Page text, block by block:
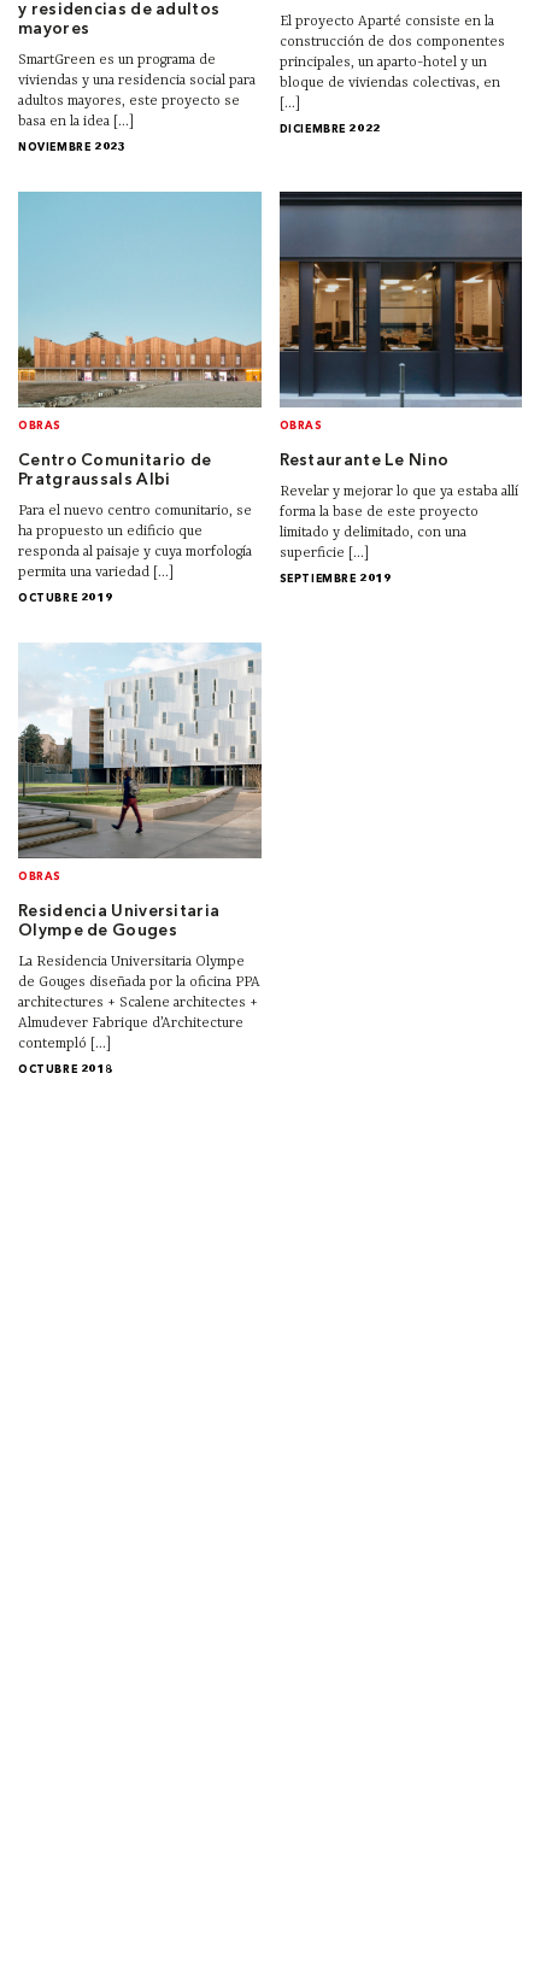
y residencias de adultos
mayores
SmartGreen es un programa de
viviendas y una residencia social para
adultos mayores, este proyecto se
basa en la idea [...]
NOVIEMBRE 2023
El proyecto Aparté consiste en la
construcción de dos componentes
principales, un aparto-hotel y un
bloque de viviendas colectivas, en
[...]
DICIEMBRE 2022
OBRAS
Centro Comunitario de
Pratgraussals Albi
Para el nuevo centro comunitario, se
ha propuesto un edificio que
responda al paisaje y cuya morfología
permita una variedad [...]
OCTUBRE 2019
OBRAS
Restaurante Le Nino
Revelar y mejorar lo que ya estaba allí
forma la base de este proyecto
limitado y delimitado, con una
superficie [...]
SEPTIEMBRE 2019
OBRAS
Residencia Universitaria
Olympe de Gouges
La Residencia Universitaria Olympe
de Gouges diseñada por la oficina PPA
architectures + Scalene architectes +
Almudever Fabrique d’Architecture
contempló [...]
OCTUBRE 2018